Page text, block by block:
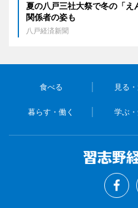
夏の八戸三社大祭で冬の「
関係者の姿も
八戸経済新聞
食べる 見る
暮らす・働く 学ぶ